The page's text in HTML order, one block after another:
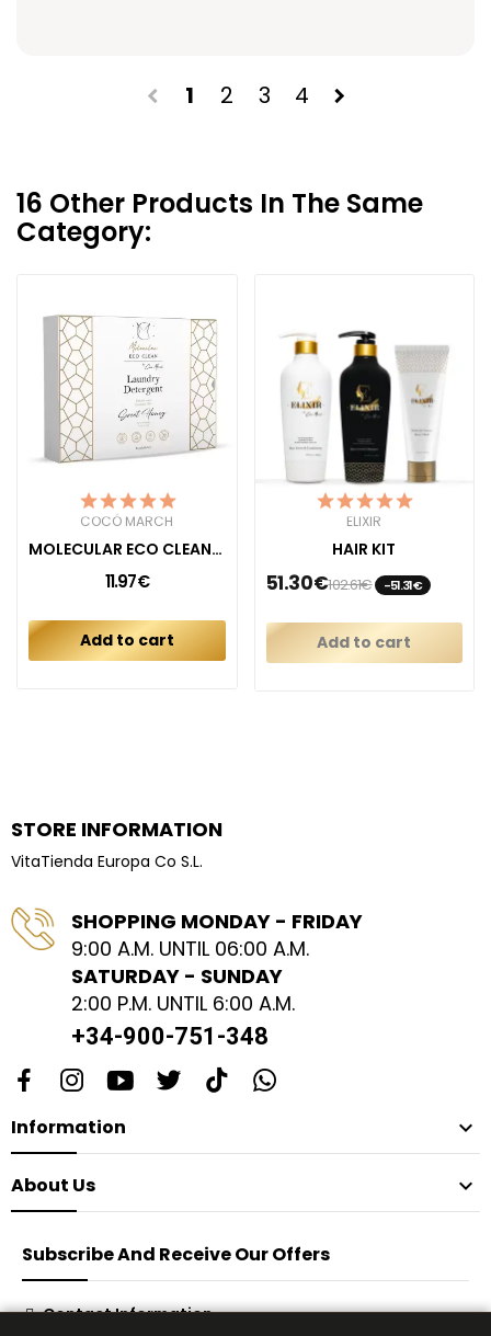
chevron_left 1 2 3 4 chevron_right
16 Other Products In The Same
Category:
COCÓ MARCH
MOLECULAR ECO CLEAN DETERGENT SWEET HONEY
11.97€
Add to cart
ELIXIR
HAIR KIT
51.30€102.61€ -51.31€
Add to cart
STORE INFORMATION
VitaTienda Europa Co S.L.
SHOPPING MONDAY - FRIDAY
9:00 A.M. UNTIL 06:00 A.M.
SATURDAY - SUNDAY
2:00 P.M. UNTIL 6:00 A.M.
+34-900-751-348
Information 
About Us 
Subscribe And Receive Our Offers
Contact Information